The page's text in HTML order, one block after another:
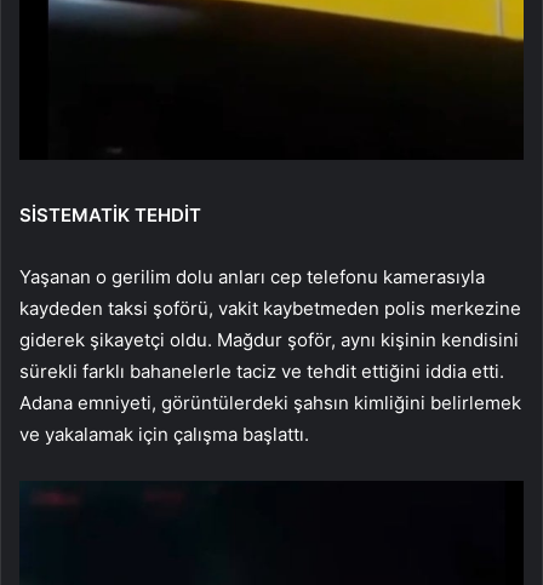
SİSTEMATİK TEHDİT
Yaşanan o gerilim dolu anları cep telefonu kamerasıyla
kaydeden taksi şoförü, vakit kaybetmeden polis merkezine
giderek şikayetçi oldu. Mağdur şoför, aynı kişinin kendisini
sürekli farklı bahanelerle taciz ve tehdit ettiğini iddia etti.
Adana emniyeti, görüntülerdeki şahsın kimliğini belirlemek
ve yakalamak için çalışma başlattı.